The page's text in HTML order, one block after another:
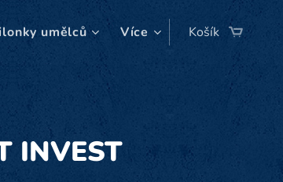
umělců Více Košík
INVEST